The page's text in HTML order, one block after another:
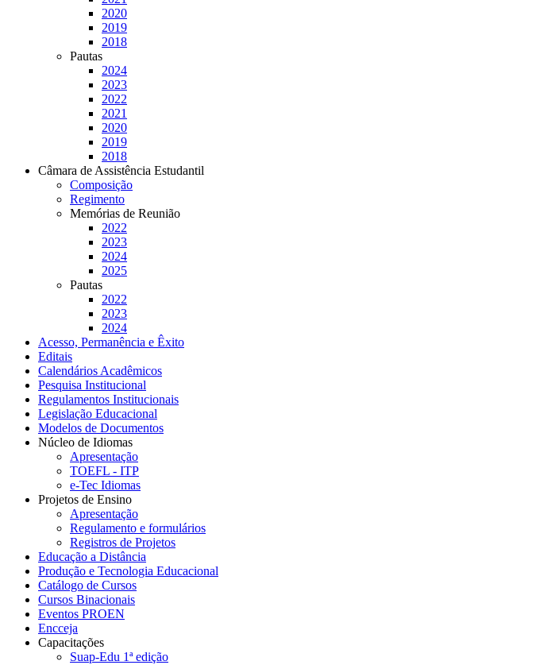
2020
2019
2018
Pautas
2024
2023
2022
2021
2020
2019
2018
Câmara de Assistência Estudantil
Composição
Regimento
Memórias de Reunião
2022
2023
2024
2025
Pautas
2022
2023
2024
Acesso, Permanência e Êxito
Editais
Calendários Acadêmicos
Pesquisa Institucional
Regulamentos Institucionais
Legislação Educacional
Modelos de Documentos
Núcleo de Idiomas
Apresentação
TOEFL - ITP
e-Tec Idiomas
Projetos de Ensino
Apresentação
Regulamento e formulários
Registros de Projetos
Educação a Distância
Produção e Tecnologia Educacional
Catálogo de Cursos
Cursos Binacionais
Eventos PROEN
Encceja
Capacitações
Suap-Edu 1ª edição